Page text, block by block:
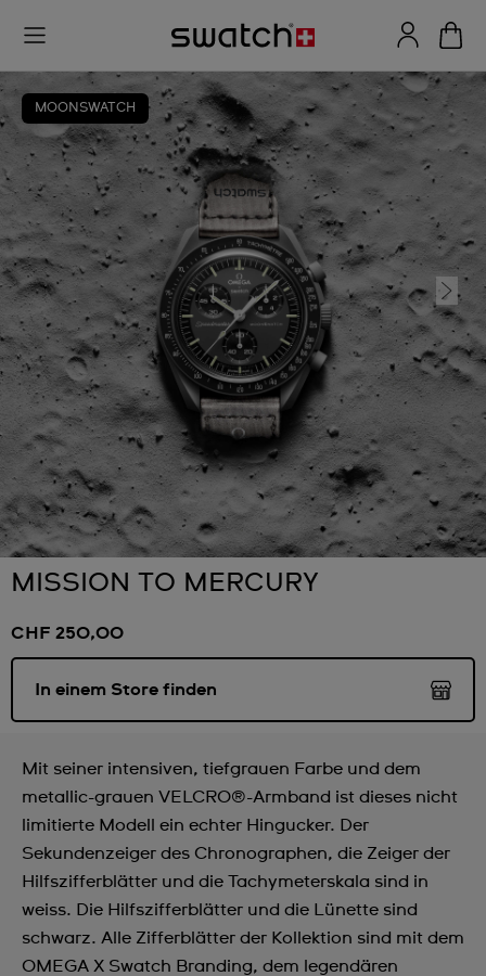
MOONSWATCH
MISSION TO MERCURY
CHF 250,00
In einem Store finden
Mit seiner intensiven, tiefgrauen Farbe und dem
metallic-grauen VELCRO®-Armband ist dieses nicht
limitierte Modell ein echter Hingucker. Der
Sekundenzeiger des Chronographen, die Zeiger der
Hilfszifferblätter und die Tachymeterskala sind in
weiss. Die Hilfszifferblätter und die Lünette sind
schwarz. Alle Zifferblätter der Kollektion sind mit dem
OMEGA X Swatch Branding, dem legendären